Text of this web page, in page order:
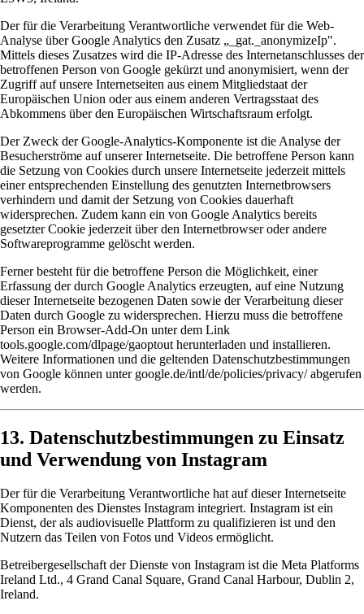
Der für die Verarbeitung Verantwortliche verwendet für die Web-
Analyse über Google Analytics den Zusatz „_gat._anonymizeIp".
Mittels dieses Zusatzes wird die IP-Adresse des Internetanschlusses der
betroffenen Person von Google gekürzt und anonymisiert, wenn der
Zugriff auf unsere Internetseiten aus einem Mitgliedstaat der
Europäischen Union oder aus einem anderen Vertragsstaat des
Abkommens über den Europäischen Wirtschaftsraum erfolgt.
Der Zweck der Google-Analytics-Komponente ist die Analyse der
Besucherströme auf unserer Internetseite. Die betroffene Person kann
die Setzung von Cookies durch unsere Internetseite jederzeit mittels
einer entsprechenden Einstellung des genutzten Internetbrowsers
verhindern und damit der Setzung von Cookies dauerhaft
widersprechen. Zudem kann ein von Google Analytics bereits
gesetzter Cookie jederzeit über den Internetbrowser oder andere
Softwareprogramme gelöscht werden.
Ferner besteht für die betroffene Person die Möglichkeit, einer
Erfassung der durch Google Analytics erzeugten, auf eine Nutzung
dieser Internetseite bezogenen Daten sowie der Verarbeitung dieser
Daten durch Google zu widersprechen. Hierzu muss die betroffene
Person ein Browser-Add-On unter dem Link
tools.google.com/dlpage/gaoptout herunterladen und installieren.
Weitere Informationen und die geltenden Datenschutzbestimmungen
von Google können unter google.de/intl/de/policies/privacy/abgerufen
werden.
13. Datenschutzbestimmungen zu Einsatz
und Verwendung von Instagram
Der für die Verarbeitung Verantwortliche hat auf dieser Internetseite
Komponenten des Dienstes Instagram integriert. Instagram ist ein
Dienst, der als audiovisuelle Plattform zu qualifizieren ist und den
Nutzern das Teilen von Fotos und Videos ermöglicht.
Betreibergesellschaft der Dienste von Instagram ist die Meta Platforms
Ireland Ltd., 4 Grand Canal Square, Grand Canal Harbour, Dublin 2,
Ireland.